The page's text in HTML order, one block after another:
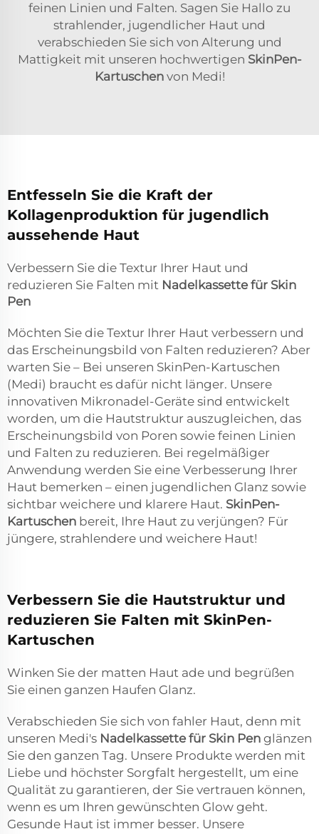
feinen Linien und Falten. Sagen Sie Hallo zu
strahlender, jugendlicher Haut und
verabschieden Sie sich von Alterung und
Mattigkeit mit unseren hochwertigen SkinPen-
Kartuschen von Medi!
Entfesseln Sie die Kraft der
Kollagenproduktion für jugendlich
aussehende Haut
Verbessern Sie die Textur Ihrer Haut und
reduzieren Sie Falten mit Nadelkassette für Skin
Pen
Möchten Sie die Textur Ihrer Haut verbessern und
das Erscheinungsbild von Falten reduzieren? Aber
warten Sie – Bei unseren SkinPen-Kartuschen
(Medi) braucht es dafür nicht länger. Unsere
innovativen Mikronadel-Geräte sind entwickelt
worden, um die Hautstruktur auszugleichen, das
Erscheinungsbild von Poren sowie feinen Linien
und Falten zu reduzieren. Bei regelmäßiger
Anwendung werden Sie eine Verbesserung Ihrer
Haut bemerken – einen jugendlichen Glanz sowie
sichtbar weichere und klarere Haut. SkinPen-
Kartuschen bereit, Ihre Haut zu verjüngen? Für
jüngere, strahlendere und weichere Haut!
Verbessern Sie die Hautstruktur und
reduzieren Sie Falten mit SkinPen-
Kartuschen
Winken Sie der matten Haut ade und begrüßen
Sie einen ganzen Haufen Glanz.
Verabschieden Sie sich von fahler Haut, denn mit
unseren Medi's Nadelkassette für Skin Pen glänzen
Sie den ganzen Tag. Unsere Produkte werden mit
Liebe und höchster Sorgfalt hergestellt, um eine
Qualität zu garantieren, der Sie vertrauen können,
wenn es um Ihren gewünschten Glow geht.
Gesunde Haut ist immer besser. Unsere